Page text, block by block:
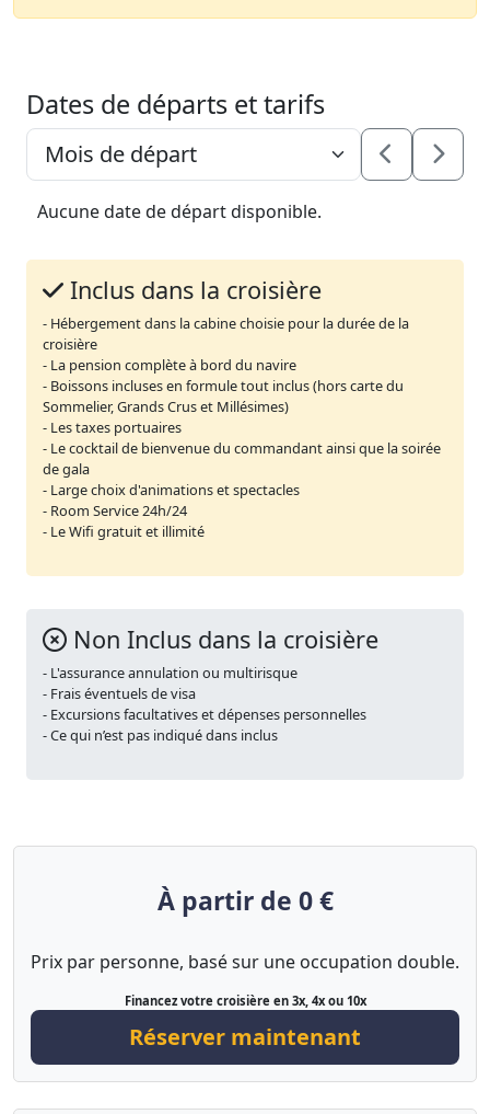
Dates de départs et tarifs
Aucune date de départ disponible.
Inclus dans la croisière
- Hébergement dans la cabine choisie pour la durée de la
croisière
- La pension complète à bord du navire
- Boissons incluses en formule tout inclus (hors carte du
Sommelier, Grands Crus et Millésimes)
- Les taxes portuaires
- Le cocktail de bienvenue du commandant ainsi que la soirée
de gala
- Large choix d'animations et spectacles
- Room Service 24h/24
- Le Wifi gratuit et illimité
Non Inclus dans la croisière
- L'assurance annulation ou multirisque
- Frais éventuels de visa
- Excursions facultatives et dépenses personnelles
- Ce qui n’est pas indiqué dans inclus
À partir de 0 €
Prix par personne, basé sur une occupation double.
Financez votre croisière en 3x, 4x ou 10x
Réserver maintenant